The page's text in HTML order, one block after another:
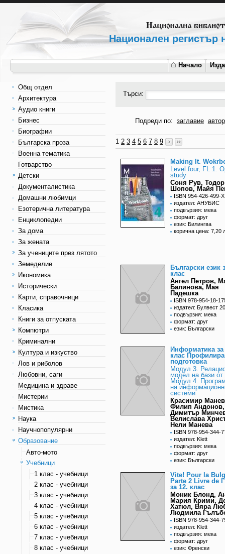
Национален регистър
Начало
Общ отдел
Архитектура
Аудио книги
Бизнес
Биографии
Българска проза
Военна тематика
Готварство
Детски
Документалистика
Домашни любимци
Езотерична литература
Енциклопедии
За дома
За жената
За учениците през лятото
Земеделие
Икономика
Исторически
Карти, справочници
Класика
Книги за отпуската
Компютри
Криминални
Култура и изкуство
Лов и риболов
Любовни, саги
Медицина и здраве
Мистерии
Мистика
Наука
Научнопопулярни
Образование
Авто-мото
Учебници
1 клас - учебници
2 клас - учебници
3 клас - учебници
4 клас - учебници
5 клас - учебници
6 клас - учебници
7 клас - учебници
8 клас - учебници
Търси:
Подреди по: заглавие автор
1 2 3 4 5 6 7 8 9
Making It.
Level four, FL 1.
study
Соня Рув, Тодор
Шопов, Майя
ISBN 954-426-499-X
издател: АНУБИС
подвързия: мека
формат: друг
език: Билингва
корична цена: 7,20
Български език
клас
Ангел Петров,
Балинова, Мая
Падешка
ISBN 978-954-18-
издател: Булвест
подвързия: мека
формат: друг
език: Български
Информатика за
клас
подготовка
Модул 3.
модел на бази от
Модул 4.
на
системи
Красимир
Филип Андонов,
Димитър
Велислава
Нели Манева
ISBN 978-954-344-
издател: Klett
подвързия: мека
формат: друг
език: Български
Vite! Pour la
Parte 2 Livre de
за 12. клас
Моник Блонд,
Мария Крими,
Хатюл, Вяра
Людмила
ISBN 978-954-344-
издател: Klett
подвързия: мека
формат: друг
език: Френски